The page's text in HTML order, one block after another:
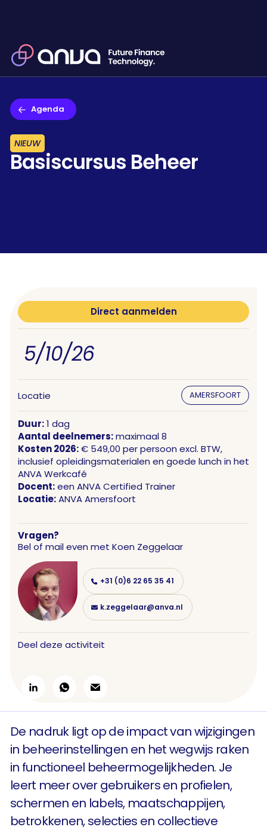
Agenda
NIEUW
Basiscursus Beheer
Direct aanmelden
5/10/26
Locatie AMERSFOORT
Duur:1 dag
Aantal deelnemers:maximaal 8
Kosten 2026:€ 549,00 per persoon excl. BTW,
inclusief opleidingsmaterialen en goede lunch in het
ANVA Werkcafé
Docent:een ANVA Certified Trainer
Locatie:ANVA Amersfoort
Vragen?
Bel of mail even met Koen Zeggelaar
+31 (0)6 22 65 35 41
k.zeggelaar@anva.nl
Deel deze activiteit
De nadruk ligt op de impact van wijzigingen
in beheerinstellingen en het wegwijs raken
in functioneel beheermogelijkheden. Je
leert meer over gebruikers en profielen,
schermen en labels, maatschappijen,
betrokkenen, selecties en collectieve